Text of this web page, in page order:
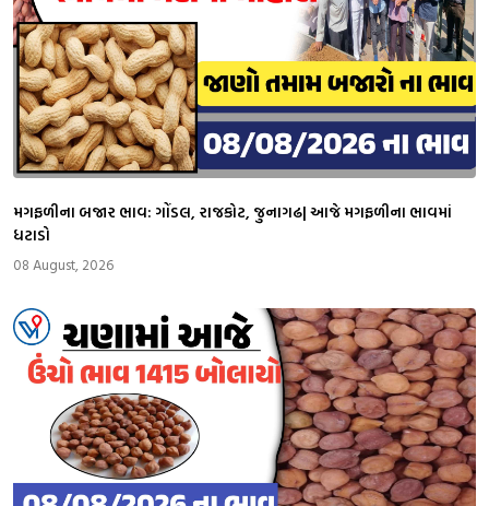
મગફળીના બજાર ભાવ: ગોંડલ, રાજકોટ, જુનાગઢ| આજે મગફળીના ભાવમાં
ધટાડો
08 August, 2026